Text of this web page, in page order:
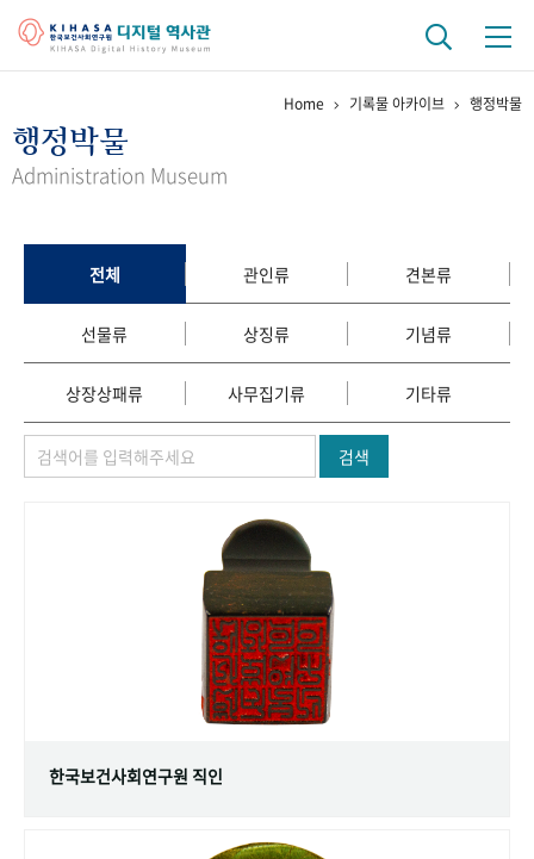
걸어온 길 기관 변천사
정책과 연구 키워드로 보는 연구 역사
연구자들
간행물 변천사
기록물 아카이브
사진 아카이브 문서 기록물 행정박물 영상 기록물
숫자로 보는 50년 50+1
Home 기록물 아카이브 행정박물
행정박물
Administration Museum
전체 관인류 견본류
선물류 상징류 기념류
상장상패류 사무집기류 기타류
검색
한국보건사회연구원 직인